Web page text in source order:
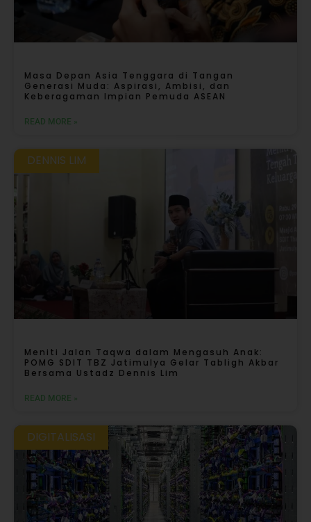
Masa Depan Asia Tenggara di Tangan
Generasi Muda: Aspirasi, Ambisi, dan
Keberagaman Impian Pemuda ASEAN
READ MORE »
DENNIS LIM
Meniti Jalan Taqwa dalam Mengasuh Anak:
POMG SDIT TBZ Jatimulya Gelar Tabligh Akbar
Bersama Ustadz Dennis Lim
READ MORE »
DIGITALISASI